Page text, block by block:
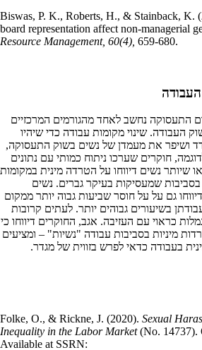
Biswas, P. K., Roberts, H., & Stainback, K.
board representation affect non‐managerial
Resource Management, 60(4), 659-680.
התעסוקה נחשב לאחד מהגורמים המרכזיים
העבודה. שינוי מקומות עבודה כדי שיהיו
ושיפר את מעמדן של נשים בשוק התעסוקה,
חוקרים שערכו ניתוח כמותי עם נתונים
שיותר נשים דיווחו על הטרדה מינית במקומות
שמעסיקות בעיקר גברים. נשים
גם על על חוסר שביעות גבוה יותר ממקום
בשיעורים גבוהים יותר. לעתים קרובות
כראוי עם העזיבה. אגב, החוקרים דיווחו כי
מיניות בסביבות עבודה "נשיות" – ומציעים
בעבודה כדאי לפרש בזווית של מגדר.
Folke, O., & Rickne, J. (2020). Sexual
Inequality in the Labor Market(No. 14737).
Available at SSRN: